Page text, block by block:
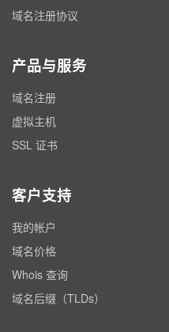
域名注册协议
产品与服务
域名注册
虚拟主机
SSL 证书
客户支持
我的帐户
域名价格
Whois 查询
域名后缀（TLDs）